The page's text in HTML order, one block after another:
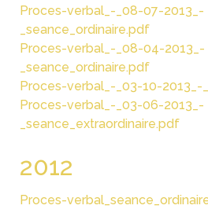
Proces-verbal_-_08-07-2013_-
_seance_ordinaire.pdf
Proces-verbal_-_08-04-2013_-
_seance_ordinaire.pdf
Proces-verbal_-_03-10-2013_-
Proces-verbal_-_03-06-2013_-
_seance_extraordinaire.pdf
2012
Proces-